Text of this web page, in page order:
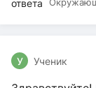
У Ученик